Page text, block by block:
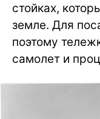
стойках,
земле. Для
поэтому
самолет и